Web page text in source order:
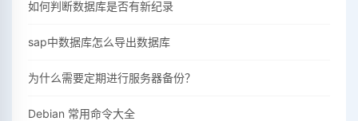
如何判断数据库是否有新纪录
sap中数据库怎么导出数据库
为什么需要定期进行服务器备份？
Debian 常用命令大全